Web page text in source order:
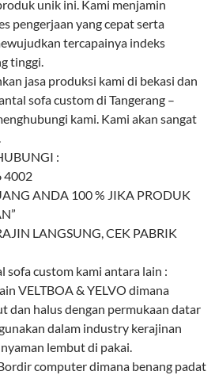
unik ini. Kami menjamin
pengerjaan yang cepat serta
tercapainya indeks
tinggi.
jasa produksi kami di bekasi dan
sofa custom di Tangerang –
kami. Kami akan sangat
:
4002
ANDA 100 % JIKA PRODUK
LANGSUNG, CEK PABRIK
sofa custom kami antara lain :
VELTBOA & YELVO dimana
dan halus dengan permukaan datar
dalam industry kerajinan
lembut di pakai.
computer dimana benang padat